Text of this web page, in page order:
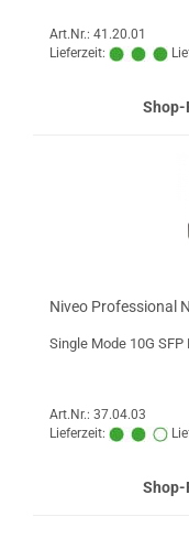
Art.Nr.: 41.20.01
Lieferzeit:
Shop-
Niveo Professional
Single Mode 10G SFP
Art.Nr.: 37.04.03
Lieferzeit:
Shop-